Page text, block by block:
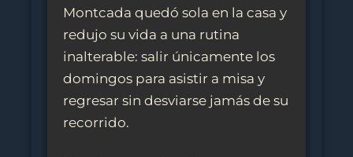
Montcada quedó sola en la casa y
redujo su vida a una rutina
inalterable: salir únicamente los
domingos para asistir a misa y
regresar sin desviarse jamás de su
recorrido.